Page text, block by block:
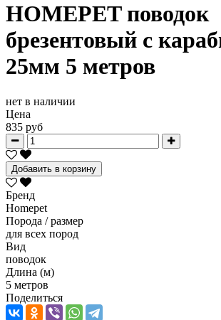
HOMEPET поводок
брезентовый с
25мм 5 метров
нет в наличии
Цена
835 руб
Добавить в корзину
Бренд
Homepet
Порода / размер
для всех пород
Вид
поводок
Длина (м)
5 метров
Поделиться